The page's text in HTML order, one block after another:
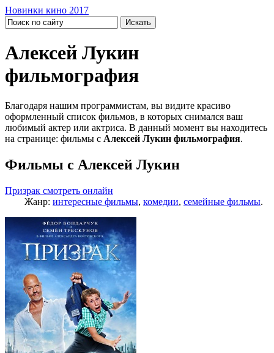
Новинки кино 2017
Алексей Лукин
фильмография
Благодаря нашим программистам, вы видите красиво
оформленный список фильмов, в которых снимался ваш
любимый актер или актриса. В данный момент вы находитесь
на странице: фильмы с Алексей Лукин фильмография.
Фильмы с Алексей Лукин
Призрак смотреть онлайн
Жанр: интересные фильмы, комедии, семейные фильмы.